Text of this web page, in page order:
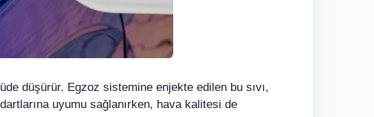
düşürür. Egzoz sistemine enjekte edilen bu sıvı,
uyumu sağlanırken, hava kalitesi de